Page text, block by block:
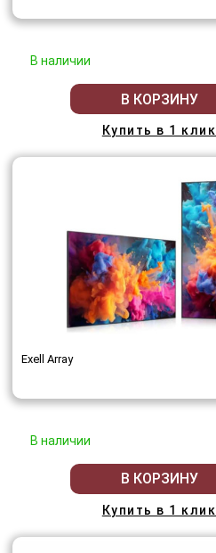
В наличии
В КОРЗИНУ
Купить в 1 клик
Exell Array
В наличии
В КОРЗИНУ
Купить в 1 клик